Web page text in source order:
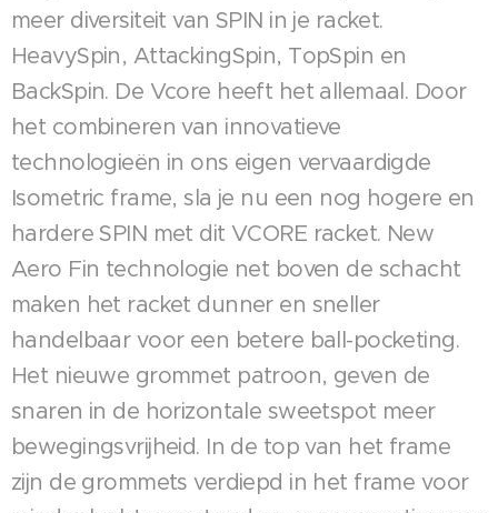
meer diversiteit van SPIN in je racket.
HeavySpin, AttackingSpin, TopSpin en
BackSpin. De Vcore heeft het allemaal. Door
het combineren van innovatieve
technologieën in ons eigen vervaardigde
Isometric frame, sla je nu een nog hogere en
hardere SPIN met dit VCORE racket. New
Aero Fin technologie net boven de schacht
maken het racket dunner en sneller
handelbaar voor een betere ball-pocketing.
Het nieuwe grommet patroon, geven de
snaren in de horizontale sweetspot meer
bewegingsvrijheid. In de top van het frame
zijn de grommets verdiepd in het frame voor